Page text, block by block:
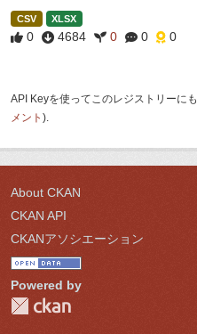
CSV XLSX
0 4684 0 0 0
API Keyを使ってこのレジストリーに
メント ).
About CKAN
CKAN API
CKANアソシエーション
Powered by